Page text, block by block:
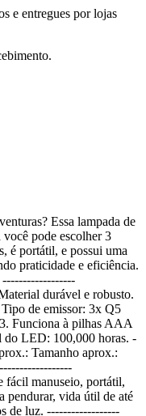
e entregues por lojas
Essa lampada de
pode escolher 3
é portátil, e possui uma
praticidade e eficiência.
------------------
durável e robusto.
de emissor: 3x Q5
Funciona à pilhas AAA
do LED: 100,000 horas. -
Tamanho aprox.:
manuseio, portátil,
pendurar, vida útil de até
de luz. ------------------